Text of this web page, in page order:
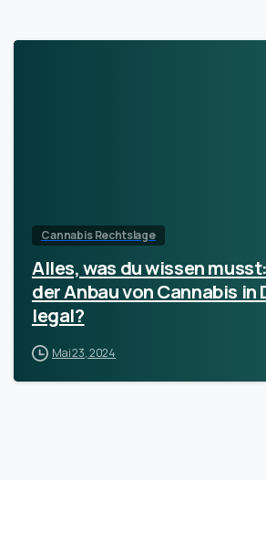
Cannabis Rechtslage
Alles, was du wissen
der Anbau von Cannabis
legal?
Mai 23, 2024